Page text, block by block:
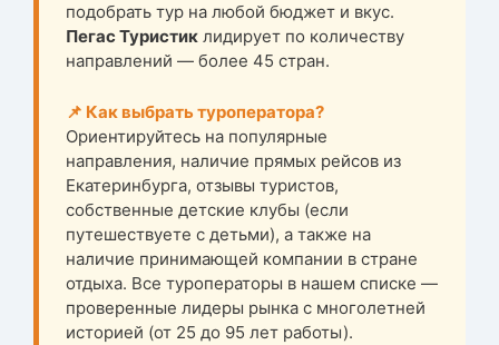
подобрать тур на любой бюджет и вкус.
Пегас Туристик лидирует по количеству
направлений — более 45 стран.
📌 Как выбрать туроператора?
Ориентируйтесь на популярные
направления, наличие прямых рейсов из
Екатеринбурга, отзывы туристов,
собственные детские клубы (если
путешествуете с детьми), а также на
наличие принимающей компании в стране
отдыха. Все туроператоры в нашем списке —
проверенные лидеры рынка с многолетней
историей (от 25 до 95 лет работы).